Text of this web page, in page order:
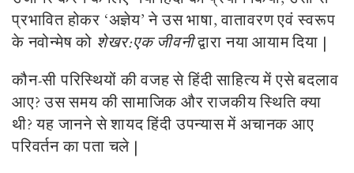
प्रभावित होकर ‘अज्ञेय’ ने उस भाषा, वातावरण एवं स्वरूप
के नवोन्मेष को शेखर:एक जीवनीद्वारा नया आयाम दिया |
कौन-सी परिस्थियों की वजह से हिंदी साहित्य में एसे बदलाव
आए? उस समय की सामाजिक और राजकीय स्थिति क्या
थी? यह जानने से शायद हिंदी उपन्यास में अचानक आए
परिवर्तन का पता चले |